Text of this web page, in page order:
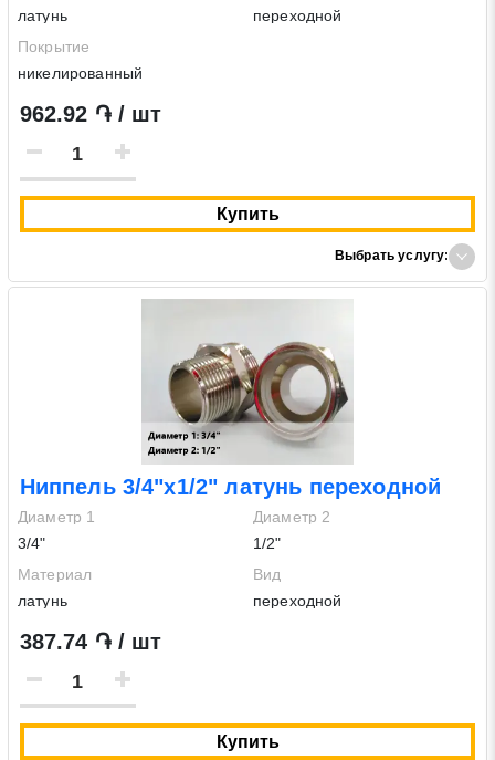
латунь
переходной
Покрытие
никелированный
962.92 ֏ / шт
Купить
Выбрать услугу:
Ниппель 3/4"х1/2" латунь переходной
Диаметр 1
3/4"
Диаметр 2
1/2"
Материал
латунь
Вид
переходной
387.74 ֏ / шт
Купить